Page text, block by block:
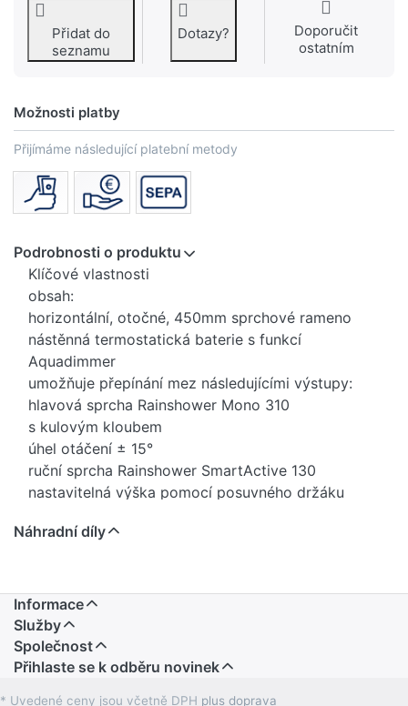
Přidat do
seznamu
Dotazy?
Doporučit
ostatním
Možnosti platby
Přijímáme následující platební metody
Podrobnosti o produktu
Klíčové vlastnosti
obsah:
horizontální, otočné, 450mm sprchové rameno
nástěnná termostatická baterie s funkcí
Aquadimmer
umožňuje přepínání mez následujícími výstupy:
hlavová sprcha Rainshower Mono 310
s kulovým kloubem
úhel otáčení ± 15°
ruční sprcha Rainshower SmartActive 130
nastavitelná výška pomocí posuvného držáku
Silverflex sprchová hadice 1750 mm
voskovaným termočlánkem
Tlačítková pojistka GROHE SafeStop na 38 °C
Volitelný omezovač teploty GROHE SafeStop Plus
na úrovni 43 °C
Náhradní díly
Informace
Služby
Společnost
Přihlaste se k odběru novinek
* Uvedené ceny jsou včetně DPH plus doprava